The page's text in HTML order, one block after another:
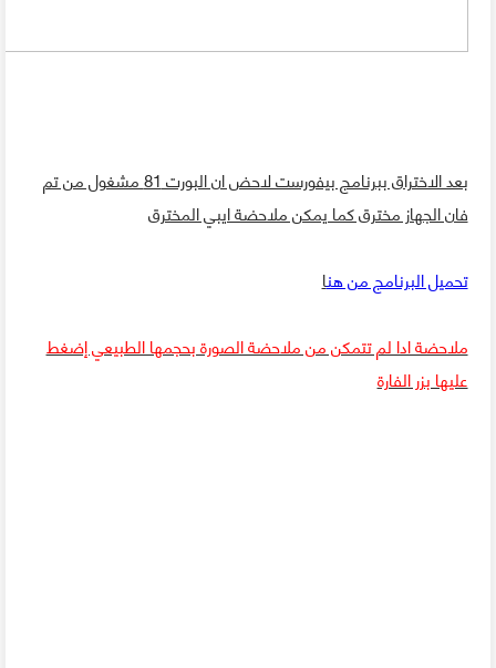
بعد الاختراق ببرنامج بيفورست لاحض ان البورت 81 مشغول من تم
فان الجهاز مخترق كما يمكن ملاحضة ايبي المخترق
تحميل البرنامج من هنا
ملاحضة ادا لم تتمكن من ملاحضة الصورة بحجمها الطبيعي إضغط
عليها بزر الفارة